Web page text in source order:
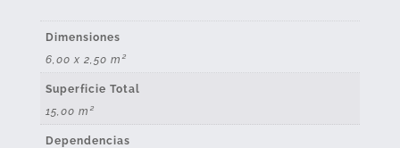
Dimensiones
6,00 x 2,50 m²
Superficie Total
15,00 m²
Dependencias